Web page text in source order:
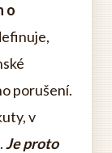
o
porušení.
v
Je proto